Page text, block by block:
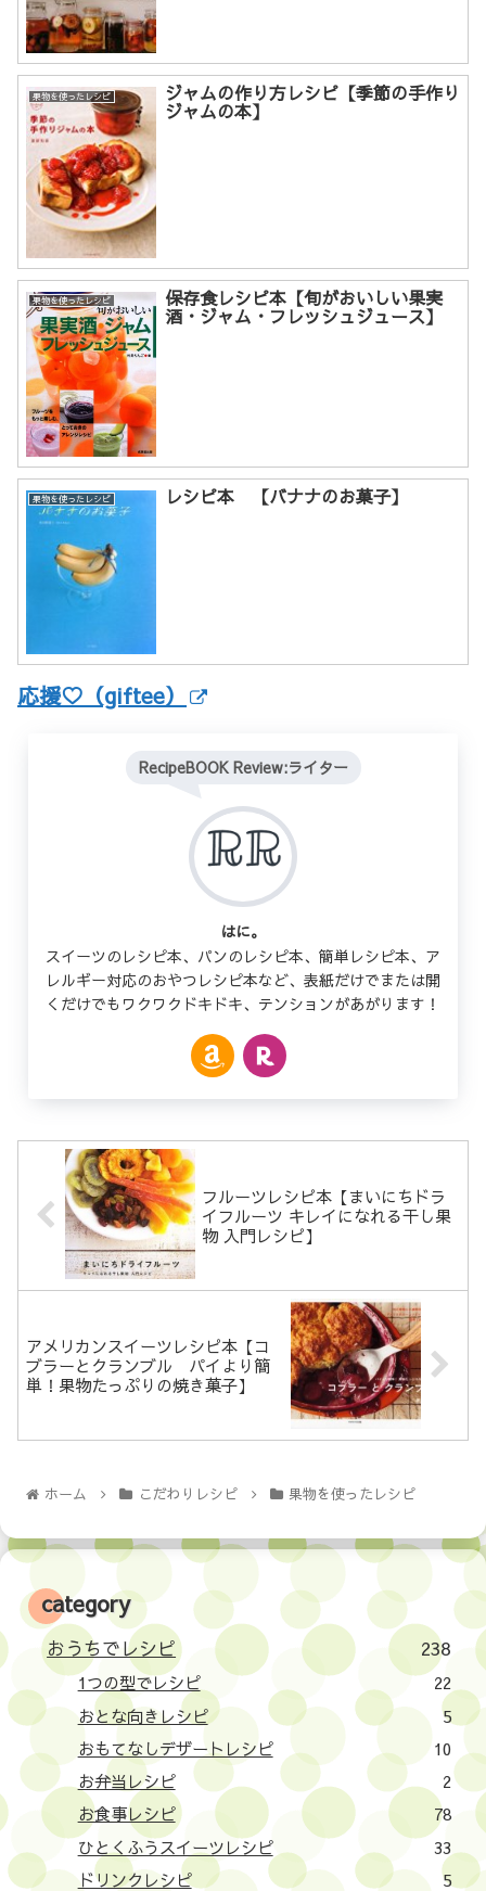
果物を使ったレシピ ジャムの作り方レシピ【季節の手作り
ジャムの本】
果物を使ったレシピ 保存食レシピ本【旬がおいしい果実
酒・ジャム・フレッシュジュース】
果物を使ったレシピ レシピ本 【バナナのお菓子】
応援♡（giftee）
RecipeBOOK Review:ライター
はに。
スイーツのレシピ本、パンのレシピ本、簡単レシピ本、ア
レルギー対応のおやつレシピ本など、表紙だけでまたは開
くだけでもワクワクドキドキ、テンションがあがります！
フルーツレシピ本【まいにちドラ
イフルーツ キレイになれる干し果
物 入門レシピ】
アメリカンスイーツレシピ本【コ
ブラーとクランブル パイより簡
単！果物たっぷりの焼き菓子】
ホーム こだわりレシピ 果物を使ったレシピ
category
おうちでレシピ 238
1つの型でレシピ
22
おとな向きレシピ
5
おもてなしデザートレシピ
10
お弁当レシピ
2
お食事レシピ
78
ひとくふうスイーツレシピ
33
ドリンクレシピ
5